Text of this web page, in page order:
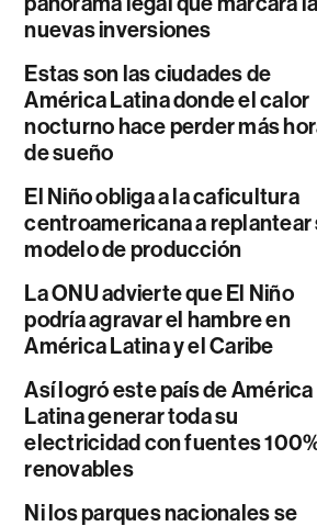
nuevas inversiones
Estas son las ciudades de
América Latina donde el calor
nocturno hace perder más
de sueño
El Niño obliga a la caficultura
centroamericana a replantear
modelo de producción
La ONU advierte que El Niño
podría agravar el hambre en
América Latina y el Caribe
Así logró este país de América
Latina generar toda su
electricidad con fuentes
renovables
Ni los parques nacionales se